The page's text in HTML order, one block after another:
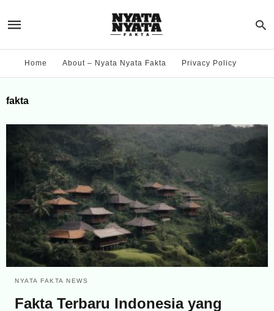
Home About – Nyata Nyata Fakta Privacy Policy
fakta
NYATA FAKTA NEWS
Fakta Terbaru Indonesia yang